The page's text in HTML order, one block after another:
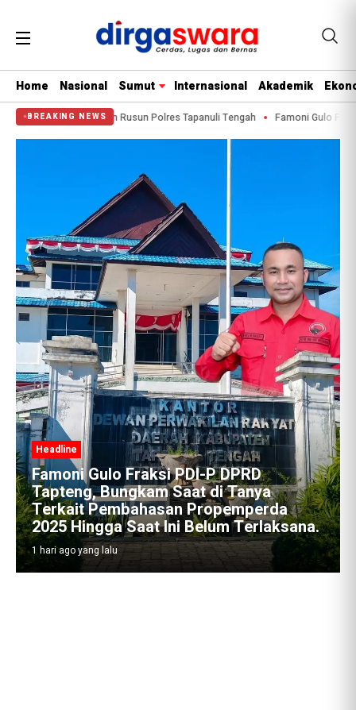
Home Nasional Sumut Internasional Akademik
BREAKING NEWS
Pembangunan Rusun Polres Tapanuli Tengah Famoni Gulo Fraksi
Headline
Famoni Gulo Fraksi PDI-P DPRD
Tapteng, Bungkam Saat di Tanya
Terkait Pembahasan Propemperda
2025 Hingga Saat Ini Belum Terlaksana.
1 hari ago yang lalu